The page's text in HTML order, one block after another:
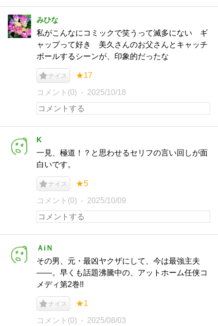
みひな
私がこんなにコミックで笑うって滅多にない ギ
ャップって好き 美久さんのお父さんとキャッチ
ボールするシーンが、印象的だったな
ナイス ★17
コメント(0) 2025/10/18
K
一見、極道！？と思わせるセリフの言い回しが面
白いです。
ナイス ★5
コメント(0) 2025/10/09
ＡiＮ
その男、元・最凶ヤクザにして、今は最強主夫
――。早くも話題沸騰中の、アットホーム任侠コ
メディ第2巻!!
ナイス ★1
コメント(0) 2025/08/03